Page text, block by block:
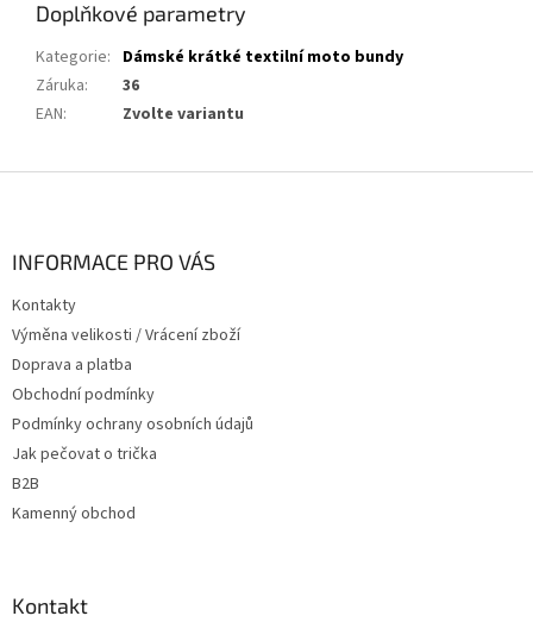
Doplňkové parametry
Kategorie: Dámské krátké textilní moto bundy
Záruka:
36
EAN: Zvolte variantu
INFORMACE PRO VÁS
Kontakty
Výměna velikosti / Vrácení zboží
Doprava a platba
Obchodní podmínky
Podmínky ochrany osobních údajů
Jak pečovat o trička
B2B
Kamenný obchod
Kontakt